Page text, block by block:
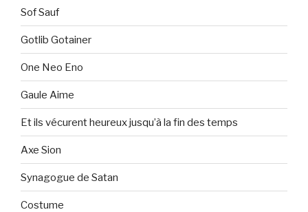
Sof Sauf
Gotlib Gotainer
One Neo Eno
Gaule Aime
Et ils vécurent heureux jusqu’à la fin des temps
Axe Sion
Synagogue de Satan
Costume